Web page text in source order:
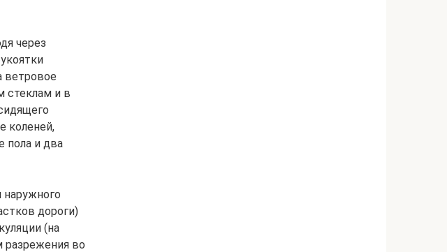
через
ветровое
стеклам и в
коленей,
пола и два
наружного
дороги)
(на
разрежения во